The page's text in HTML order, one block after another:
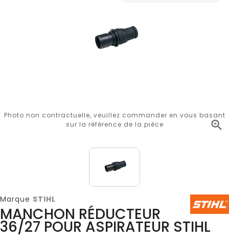

Photo non contractuelle, veuillez commander en vous basant
sur la référence de la pièce
Marque STIHL
MANCHON RÉDUCTEUR
36/27 POUR ASPIRATEUR STIHL